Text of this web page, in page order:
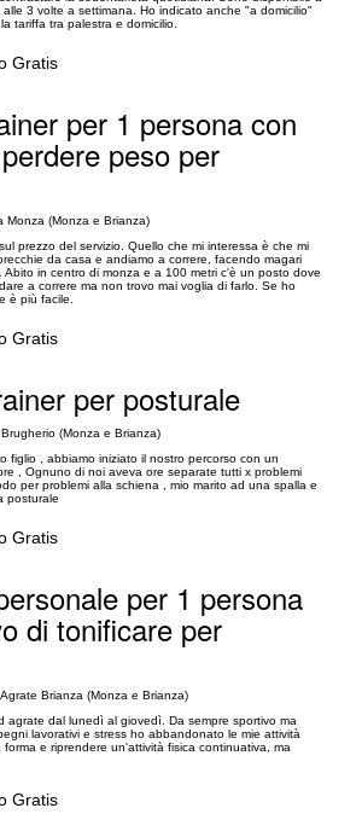
3 volte a settimana. Ho indicato anche "a domicilio"
tariffa tra palestra e domicilio.
Gratis
per 1 persona con
peso per
Monza (Monza e Brianza)
prezzo del servizio. Quello che mi interessa è che mi
da casa e andiamo a correre, facendo magari
in centro di monza e a 100 metri c'è un posto dove
a correre ma non trovo mai voglia di farlo. Se ho
è più facile.
Gratis
per posturale
(Monza e Brianza)
figlio , abbiamo iniziato il nostro percorso con un
, Ognuno di noi aveva ore separate tutti x problemi
per problemi alla schiena , mio marito ad una spalla e
posturale
Gratis
per 1 persona
di tonificare per
Brianza (Monza e Brianza)
agrate dal lunedì al giovedì. Da sempre sportivo ma
lavorativi e stress ho abbandonato le mie attività
forma e riprendere un'attività fisica continuativa, ma
Gratis